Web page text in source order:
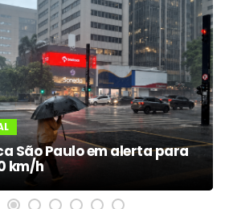
São Paulo em alerta para
km/h